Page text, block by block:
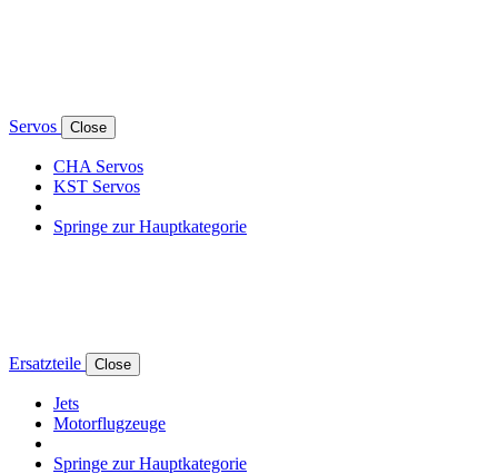
Servos Close
CHA Servos
KST Servos
Springe zur Hauptkategorie
Ersatzteile Close
Jets
Motorflugzeuge
Springe zur Hauptkategorie